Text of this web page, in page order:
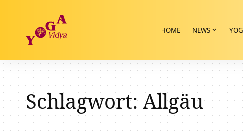
HOME NEWS
Schlagwort:Allgäu